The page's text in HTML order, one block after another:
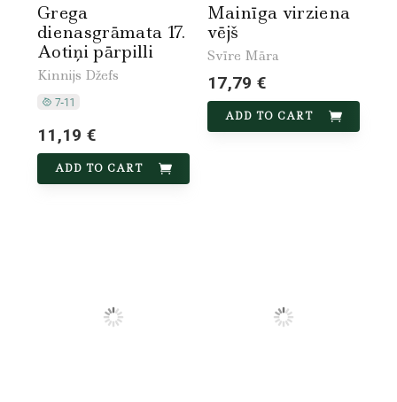
Grega
dienasgrāmata 17.
Aotiņi pārpilli
Kinnijs Džefs
11,19 €
ADD TO CART
Mainīga virziena
vējš
Svīre Māra
17,79 €
ADD TO CART